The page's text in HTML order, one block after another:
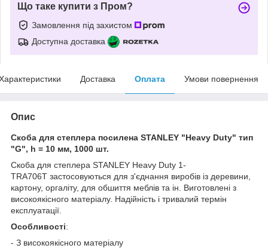
Що таке купити з Пром?
Замовлення під захистом
Доступна доставка
Доставка Оплата Умови повернення
Опис
Скоба для степлера посилена STANLEY "Heavy Duty" тип
"G", h = 10 мм, 1000 шт.
Скоба для степлера STANLEY Heavy Duty 1-
TRA706T застосовуються для з'єднання виробів із деревини,
картону, оргаліту, для обшиття меблів та ін. Виготовлені з
високоякісного матеріалу. Надійність і тривалий термін
експлуатації.
Особливості:
- З високоякісного матеріалу